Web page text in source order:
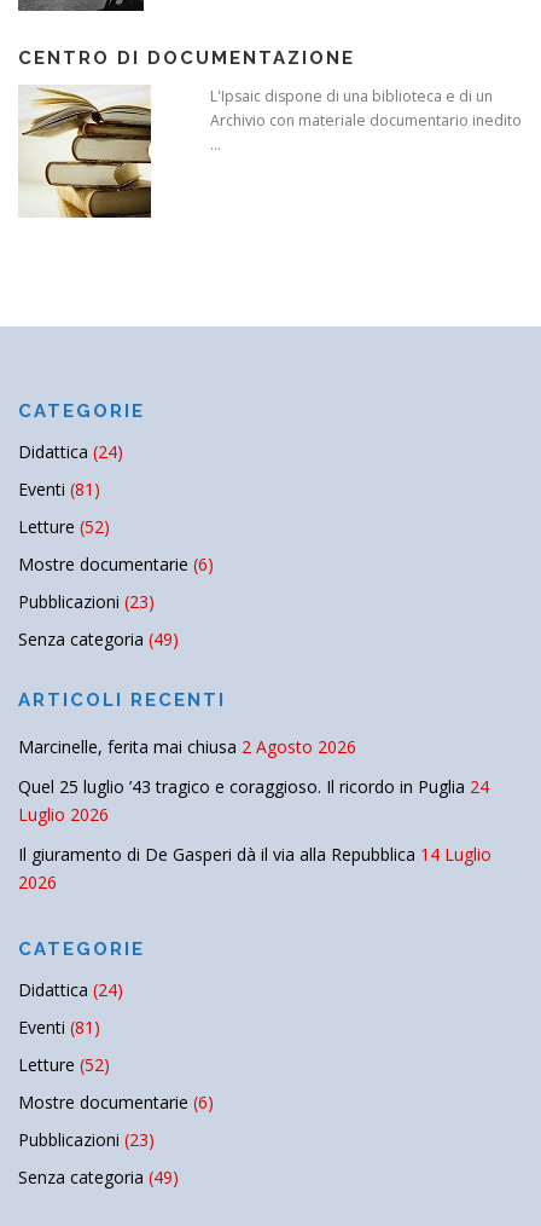
CENTRO DI DOCUMENTAZIONE
L'Ipsaic dispone di una biblioteca e di un
Archivio con materiale documentario inedito
...
CATEGORIE
Didattica (24)
Eventi (81)
Letture (52)
Mostre documentarie (6)
Pubblicazioni (23)
Senza categoria (49)
ARTICOLI RECENTI
Marcinelle, ferita mai chiusa 2 Agosto 2026
Quel 25 luglio ’43 tragico e coraggioso. Il ricordo in Puglia 24
Luglio 2026
Il giuramento di De Gasperi dà il via alla Repubblica 14 Luglio
2026
CATEGORIE
Didattica (24)
Eventi (81)
Letture (52)
Mostre documentarie (6)
Pubblicazioni (23)
Senza categoria (49)